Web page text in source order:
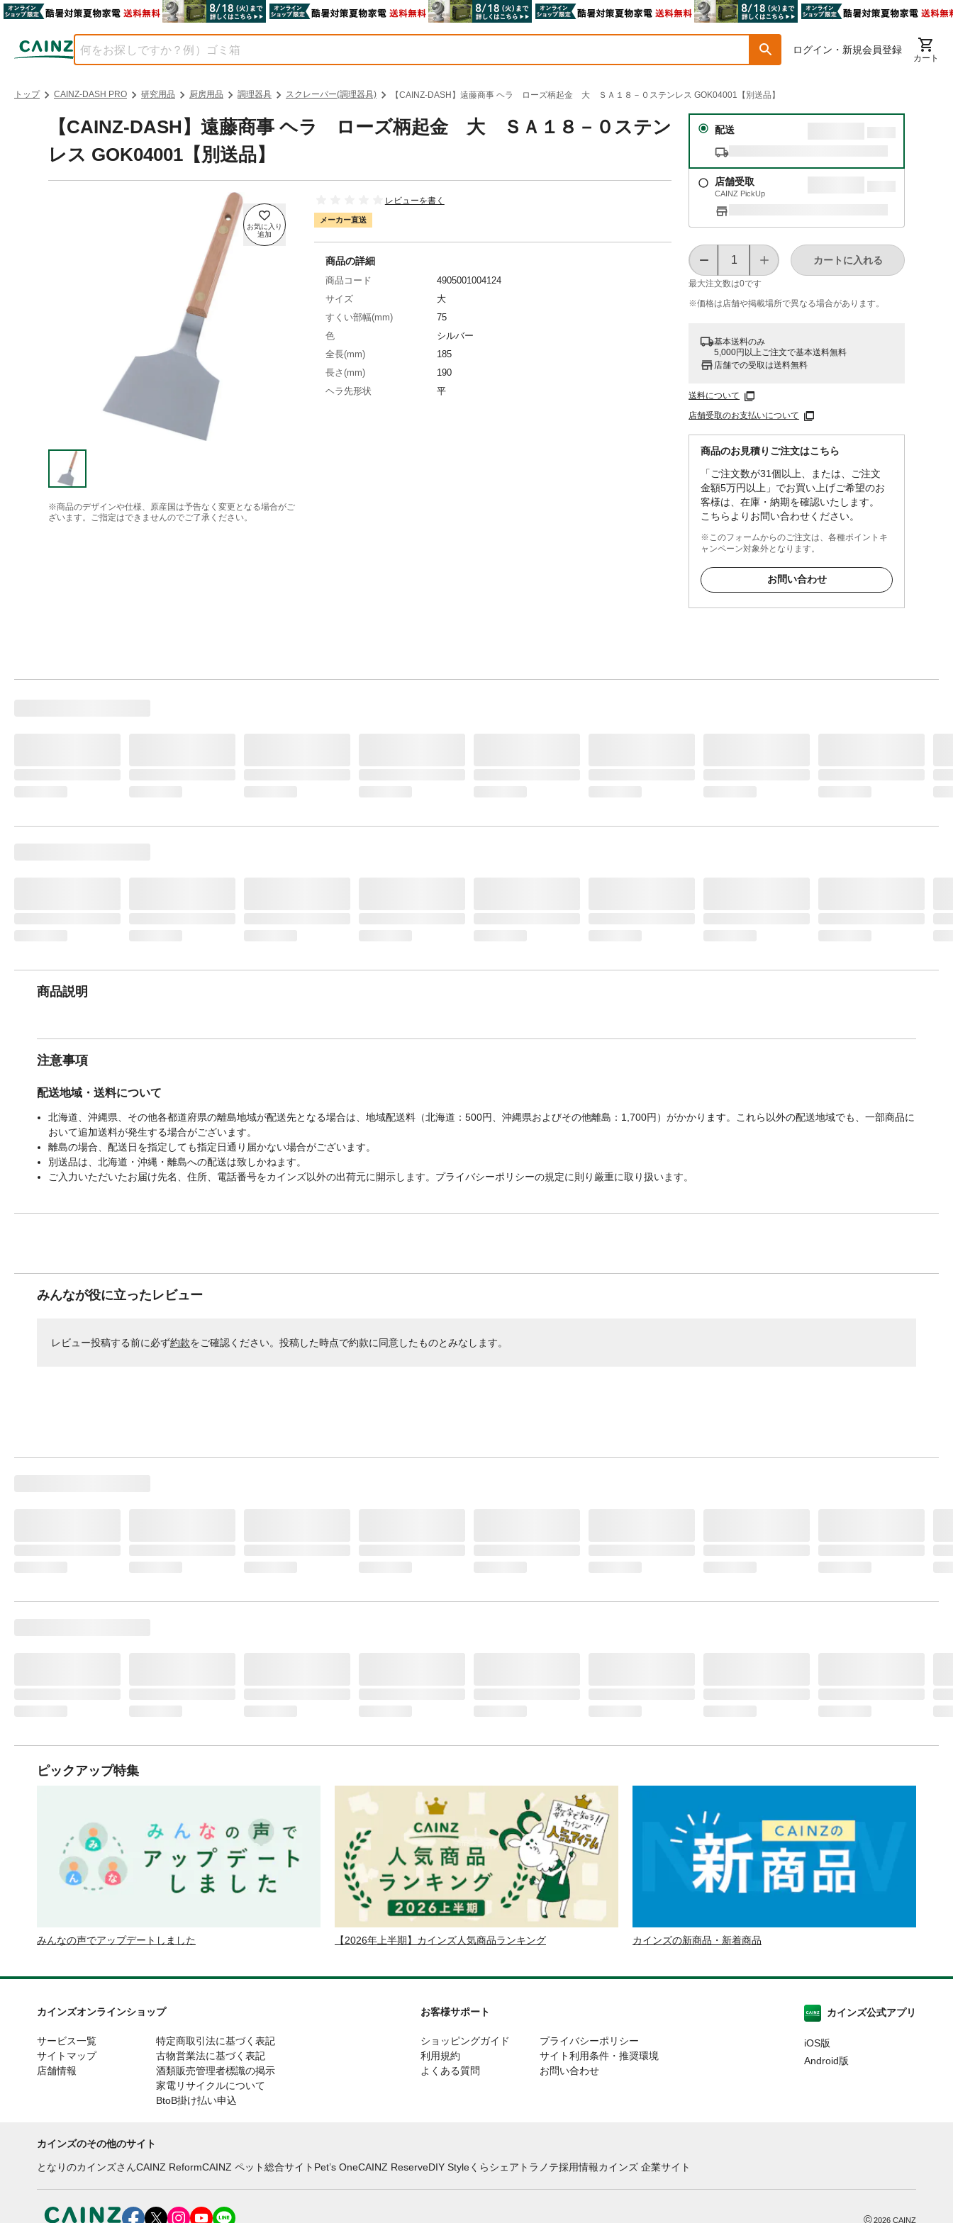
ログイン・新規会員登録
カート
トップ CAINZ-DASH PRO 研究用品 厨房用品 調理器具 スクレーパー(調理器具) 【CAINZ-DASH】遠藤商事 ヘラ ローズ柄起金 大 ＳＡ１８－０ステンレス GOK04001【別送品】
【CAINZ-DASH】遠藤商事 ヘラ ローズ柄起金 大 ＳＡ１８－０ステン
レス GOK04001【別送品】
※商品のデザインや仕様、原産国は予告なく変更となる場合がご
ざいます。ご指定はできませんのでご了承ください。
レビューを書く
メーカー直送
配送
店舗受取
CAINZ PickUp
最大注文数は0です
カートに入れる
※価格は​店舗や​掲載場所で​異なる​場合が​あります。
基本送料のみ
5,000円以上ご注文で基本送料無料
店舗での受取は送料無料
送料について
店舗受取のお支払いについて
商品のお見積りご注文はこちら
「ご注文数が31個以上、または、ご注文
金額5万円以上」でお買い上げご希望のお
客様は、在庫・納期を確認いたします。
こちらよりお問い合わせください。
※このフォームからのご注文は、各種ポイントキ
ャンペーン対象外となります。
お問い合わせ
商品の詳細
商品コード
4905001004124
サイズ
大
すくい部幅(mm)
75
色
シルバー
全長(mm)
185
長さ(mm)
190
ヘラ先形状
平
商品説明
注意事項
配送地域・送料について
北海道、沖縄県、その他各都道府県の離島地域が配送先となる場合は、地域配送料（北海道：500円、沖縄県およびその他離島：1,700円）がかかります。これら以外の配送地域でも、一部商品に
おいて追加送料が発生する場合がございます。
離島の場合、配送日を指定しても指定日通り届かない場合がございます。
別送品は、北海道・沖縄・離島への配送は致しかねます。
ご入力いただいたお届け先名、住所、電話番号をカインズ以外の出荷元に開示します。プライバシーポリシーの規定に則り厳重に取り扱います。
みんなが役に立ったレビュー
レビュー投稿する前に必ず約款をご確認ください。投稿した時点で約款に同意したものとみなします。
ピックアップ特集
みんなの声でアップデートしました 【2026年上半期】カインズ人気商品ランキング カインズの新商品・新着商品
カインズオンラインショップ
サービス一覧
サイトマップ
店舗情報
特定商取引法に基づく表記
古物営業法に基づく表記
酒類販売管理者標識の掲示
家電リサイクルについて
BtoB掛け払い申込
お客様サポート
ショッピングガイド
利用規約
よくある質問
プライバシーポリシー
サイト利用条件・推奨環境
お問い合わせ
カインズ公式アプリ
iOS版
Android版
カインズのその他のサイト
となりのカインズさんCAINZ ReformCAINZ ペット総合サイト Pet’s OneCAINZ ReserveDIY Styleくらシェア トラノテ採用情報カインズ 企業サイト
©2026 CAINZ